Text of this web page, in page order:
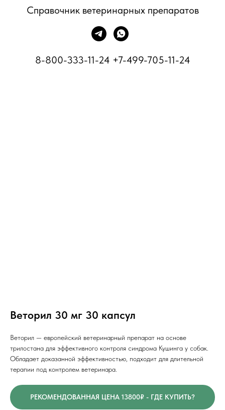
Справочник ветеринарных препаратов
8-800-333-11-24 +7-499-705-11-24
Веторил 30 мг 30 капсул
Веторил — европейский ветеринарный препарат на основе
трилостана для эффективного контроля синдрома Кушинга у собак.
Обладает доказанной эффективностью, подходит для длительной
терапии под контролем ветеринара.
РЕКОМЕНДОВАННАЯ ЦЕНА 13800₽ - ГДЕ КУПИТЬ?